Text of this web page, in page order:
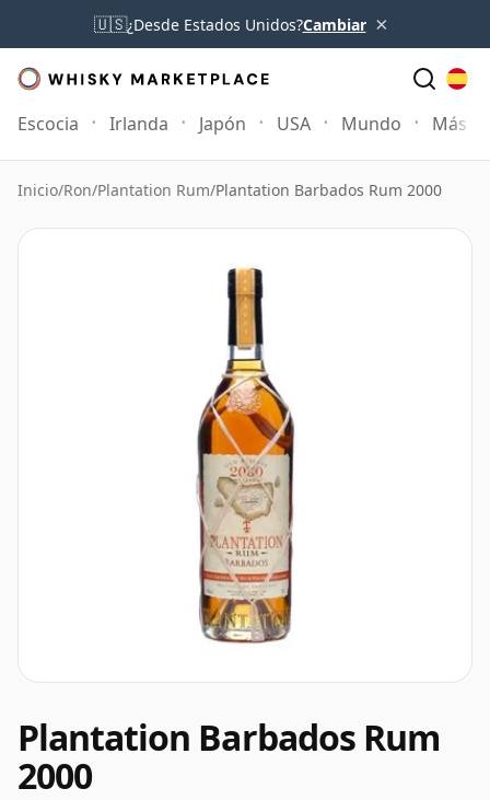
🇺🇸¿Desde Estados Unidos?Cambiar ×
Escocia Irlanda Japón USA Mundo Más
Inicio/Ron/Plantation Rum/Plantation Barbados Rum 2000
Plantation Barbados Rum
2000